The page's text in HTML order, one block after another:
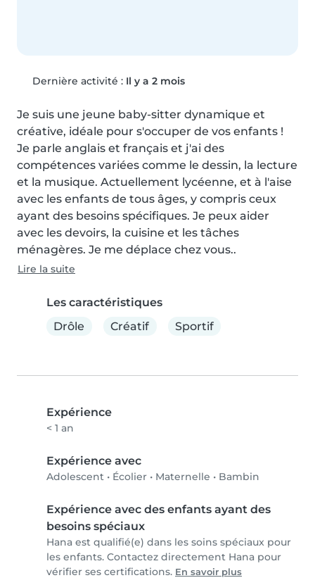
Dernière activité : Il y a 2 mois
Je suis une jeune baby-sitter dynamique et
créative, idéale pour s'occuper de vos enfants !
Je parle anglais et français et j'ai des
compétences variées comme le dessin, la lecture
et la musique. Actuellement lycéenne, et à l'aise
avec les enfants de tous âges, y compris ceux
ayant des besoins spécifiques. Je peux aider
avec les devoirs, la cuisine et les tâches
ménagères. Je me déplace chez vous..
Lire la suite
Les caractéristiques
Drôle
Créatif Sportif
Expérience
< 1 an
Expérience avec
Adolescent • Écolier • Maternelle • Bambin
Expérience avec des enfants ayant des
besoins spéciaux
Hana est qualifié(e) dans les soins spéciaux pour
les enfants. Contactez directement Hana pour
vérifier ses certifications. En savoir plus